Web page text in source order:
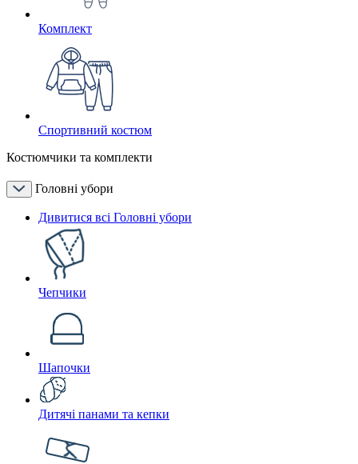
Комплект
Спортивний костюм
Костюмчики та комплекти
Головні убори
Дивитися всі Головні убори
Чепчики
Шапочки
Дитячі панами та кепки